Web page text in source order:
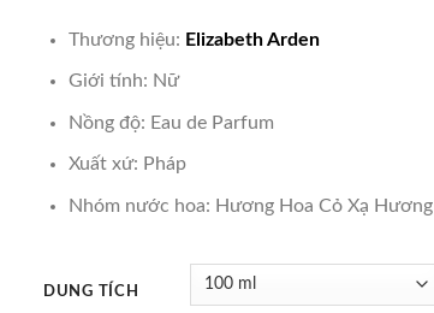
là:
₫1,500,000.
tại
Thương hiệu: Elizabeth Arden
Giới tính: Nữ
Nồng độ: Eau de Parfum
Xuất xứ: Pháp
Nhóm nước hoa: Hương Hoa Cỏ Xạ Hương
DUNG TÍCH